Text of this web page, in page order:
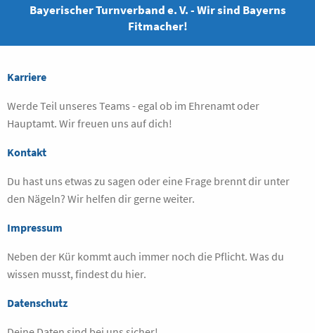
Bayerischer Turnverband e. V. - Wir sind Bayerns
Fitmacher!
Karriere
Werde Teil unseres Teams - egal ob im Ehrenamt oder
Hauptamt. Wir freuen uns auf dich!
Kontakt
Du hast uns etwas zu sagen oder eine Frage brennt dir unter
den Nägeln? Wir helfen dir gerne weiter.
Impressum
Neben der Kür kommt auch immer noch die Pflicht. Was du
wissen musst, findest du hier.
Datenschutz